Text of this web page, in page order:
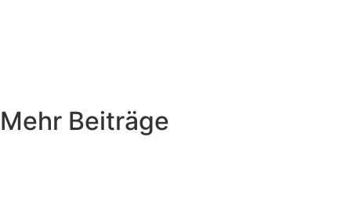
Mehr Beiträge